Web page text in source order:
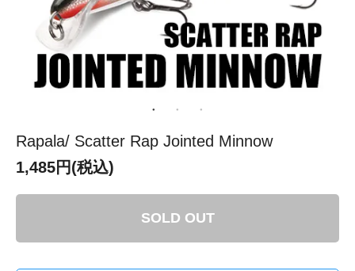
Rapala/ Scatter Rap Jointed Minnow
1,485円(税込)
SOLD OUT